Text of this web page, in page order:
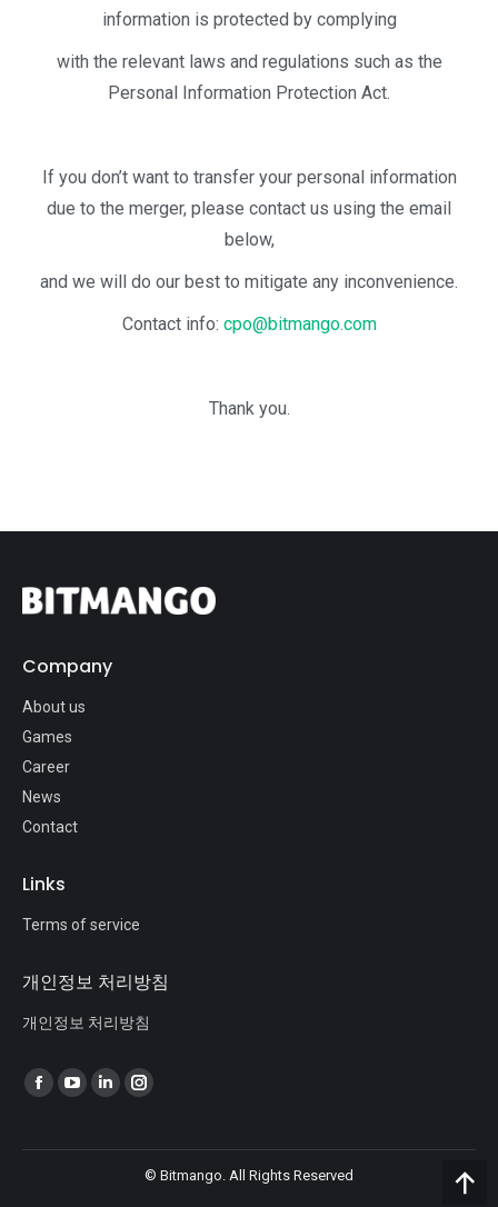
information is protected by complying
with the relevant laws and regulations such as the
Personal Information Protection Act.
If you don’t want to transfer your personal information
due to the merger, please contact us using the email
below,
and we will do our best to mitigate any inconvenience.
Contact info: cpo@bitmango.com
Thank you.
Company
About us
Games
Career
News
Contact
Links
Terms of service
개인정보 처리방침
개인정보 처리방침
Find us on:
© Bitmango. All Rights Reserved